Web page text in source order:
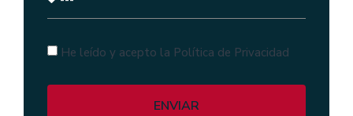
He leído y acepto la Política de Privacidad
ENVIAR